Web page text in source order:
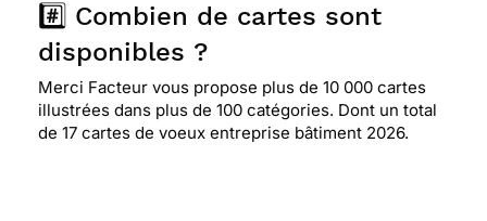
#️⃣ Combien de cartes sont
disponibles ?
Merci Facteur vous propose plus de 10 000 cartes
illustrées dans plus de 100 catégories. Dont un total
de 17 cartes de voeux entreprise bâtiment 2026.